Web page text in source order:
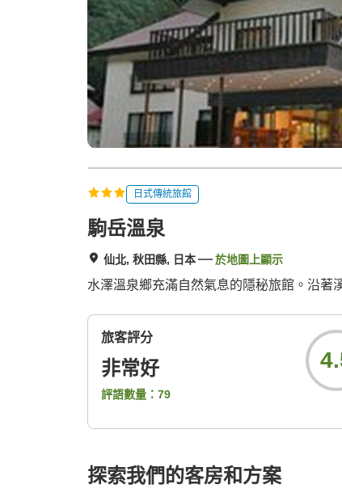
a
r
c
h
日式傳統旅館
駒岳溫泉
仙北, 秋田縣, 日本 於地圖上顯示
水澤溫泉鄉充滿自然氣息的隱秘旅館。沿著
旅客評分
非常好
評語數量： 79
探索我們的客房和方案